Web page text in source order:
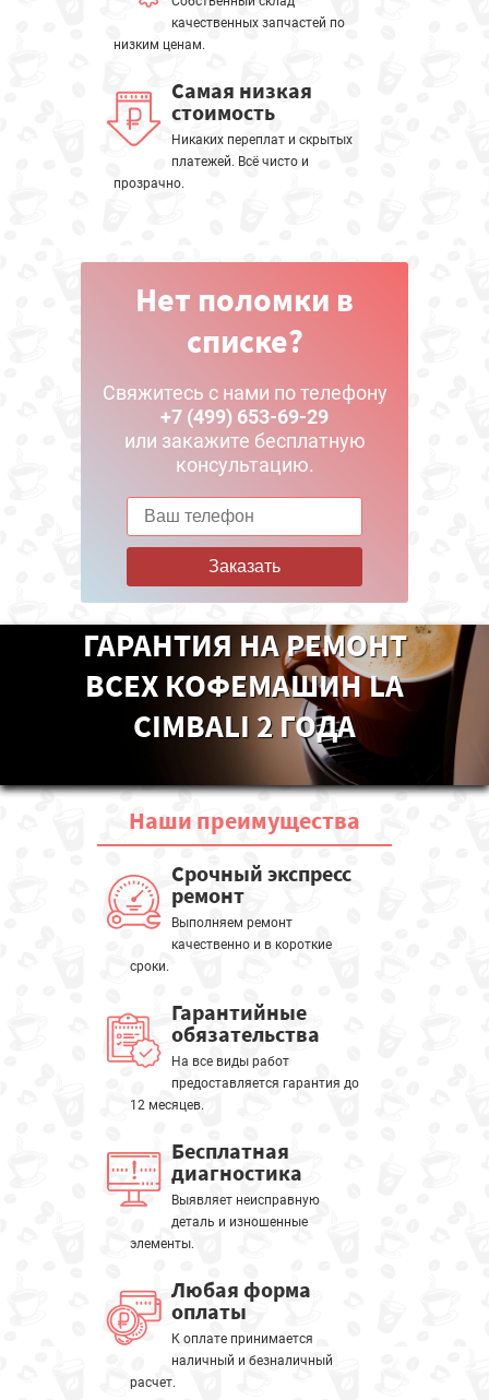
качественных запчастей по
низким ценам.
Самая низкая
стоимость
Никаких переплат и скрытых
платежей. Всё чисто и
прозрачно.
Нет поломки в
списке?
Свяжитесь с нами по телефону
+7 (499) 653-69-29
или закажите бесплатную
консультацию.
Заказать
ГАРАНТИЯ НА РЕМОНТ
ВСЕХ КОФЕМАШИН LA
CIMBALI 2 ГОДА
Наши преимущества
Срочный экспресс
ремонт
Выполняем ремонт
качественно и в короткие
сроки.
Гарантийные
обязательства
На все виды работ
предоставляется гарантия до
12 месяцев.
Бесплатная
диагностика
Выявляет неисправную
деталь и изношенные
элементы.
Любая форма
оплаты
К оплате принимается
наличный и безналичный
расчет.